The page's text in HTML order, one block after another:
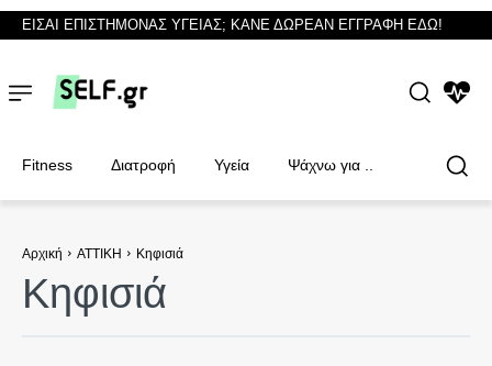
Φυσικοθεραπευτές
Φυσικοθεραπευτές
ΕΙΣΑΙ ΕΠΙΣΤΗΜΟΝΑΣ ΥΓΕΙΑΣ; ΚΑΝΕ ΔΩΡΕΑΝ ΕΓΓΡΑΦΗ ΕΔΩ!
Fitness Διατροφή Υγεία Ψάχνω για ..
Αρχική ΑΤΤΙΚΗ Κηφισιά
Κηφισιά